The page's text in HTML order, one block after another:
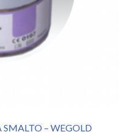
SMALTO – WEGOLD